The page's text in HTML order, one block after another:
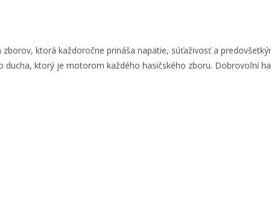
ktorá každoročne prináša napätie, súťaživosť a
ktorý je motorom každého hasičského zboru. Dobrovoľní